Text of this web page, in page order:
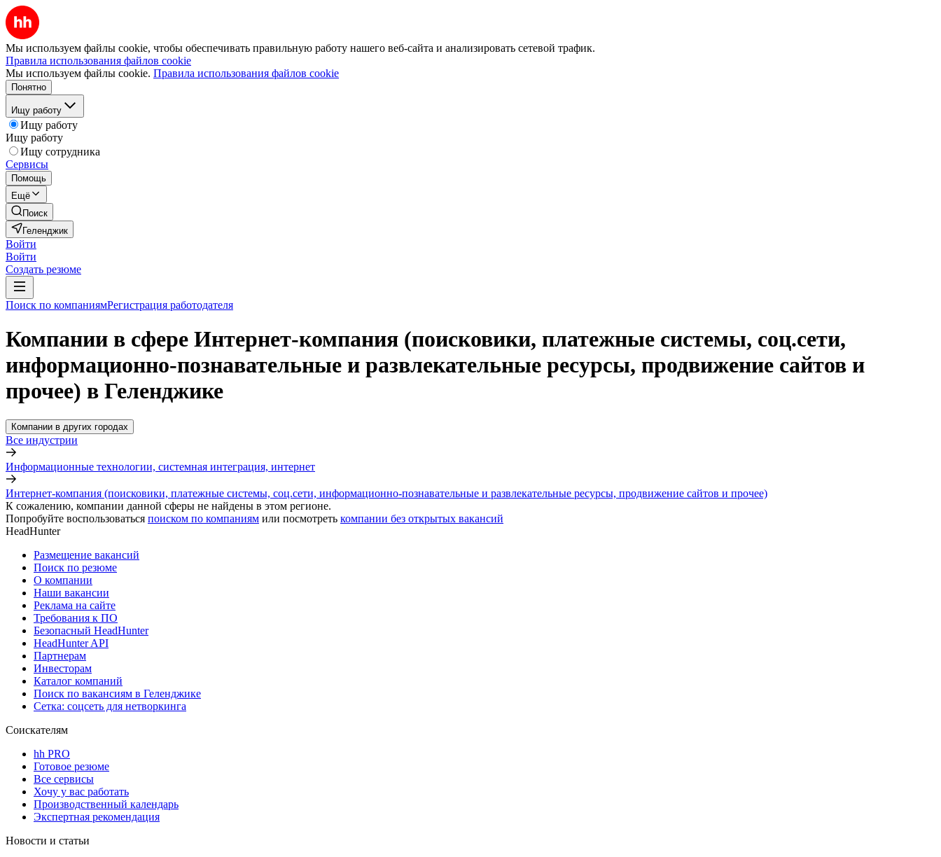
Мы используем файлы cookie, чтобы обеспечивать правильную работу нашего веб-сайта и анализировать сетевой трафик.
Правила использования файлов cookie
Мы используем файлы cookie. Правила использования файлов cookie
Понятно
Ищу работу
Ищу работу
Ищу работу
Ищу сотрудника
Сервисы
Помощь
Ещё
Поиск
Геленджик
Войти
Войти
Создать резюме
Поиск по компаниямРегистрация работодателя
Компании в сфере Интернет-компания (поисковики, платежные системы, соц.сети,
информационно-познавательные и развлекательные ресурсы, продвижение сайтов и
прочее) в Геленджике
Компании в других городах
Все индустрии
Информационные технологии, системная интеграция, интернет
Интернет-компания (поисковики, платежные системы, соц.сети, информационно-познавательные и развлекательные ресурсы, продвижение сайтов и прочее)
К сожалению, компании данной сферы не найдены в этом регионе.
Попробуйте воспользоваться поиском по компаниям или посмотреть компании без открытых вакансий
HeadHunter
Размещение вакансий
Поиск по резюме
О компании
Наши вакансии
Реклама на сайте
Требования к ПО
Безопасный HeadHunter
HeadHunter API
Партнерам
Инвесторам
Каталог компаний
Поиск по вакансиям в Геленджике
Сетка: соцсеть для нетворкинга
Соискателям
hh PRO
Готовое резюме
Все сервисы
Хочу у вас работать
Производственный календарь
Экспертная рекомендация
Новости и статьи